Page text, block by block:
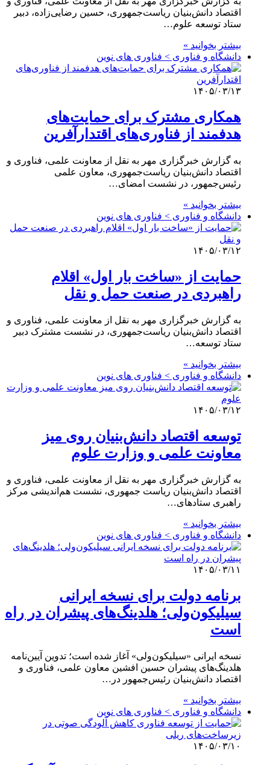
اقتصاد دانش‌بنیان ریاست‌جمهوری، حسین رضایی‌زاده، دبیر
ستاد توسعه علوم…
بیشتر بخوانید »
دانشگاه و فناوری > فناوری های نوین
۱۴۰۵/۰۳/۱۳
همکاری مشترک برای حمایت‌های
هدفمند از فناوری‌های اقتدارآفرین
به گزارش خبرگزاری مهر به نقل از معاونت علمی، فناوری و
اقتصاد دانش‌بنیان ریاست‌جمهوری، معاون علمی
رئیس‌جمهور، در نشست امضای…
بیشتر بخوانید »
دانشگاه و فناوری > فناوری های نوین
۱۴۰۵/۰۳/۱۲
حمایت از «ساخت بار اول» اقلام
راهبردی در صنعت حمل و نقل
به گزارش خبرگزاری مهر به نقل از معاونت علمی، فناوری و
اقتصاد دانش‌بنیان ریاست‌جمهوری، در نشست مشترک دبیر
ستاد توسعه…
بیشتر بخوانید »
دانشگاه و فناوری > فناوری های نوین
۱۴۰۵/۰۳/۱۲
توسعه اقتصاد دانش‌بنیان روی میز
معاونت علمی و وزارت علوم
به گزارش خبرگزاری مهر به نقل از معاونت علمی، فناوری و
اقتصاد دانش‌بنیان ریاست جمهوری، نشست هم‌اندیشی مرکز
راهبری ستادهای…
بیشتر بخوانید »
دانشگاه و فناوری > فناوری های نوین
۱۴۰۵/۰۳/۱۱
برنامه دولت برای نسخه ایرانی
سیلیکون‌ولی؛ هلدینگ‌های پیشران در راه
است
نسخه ایرانی «سیلیکون‌ولی» آغاز شده است؛ تدوین آیین‌نامه
هلدینگ‌های پیشران حسین افشین معاون علمی، فناوری و
اقتصاد دانش‌بنیان رئیس‌جمهور در…
بیشتر بخوانید »
دانشگاه و فناوری > فناوری های نوین
۱۴۰۵/۰۳/۱۰